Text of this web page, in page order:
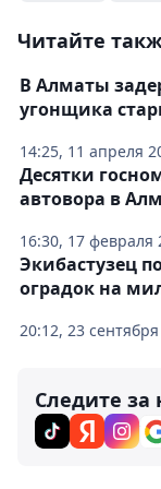
Читайте
14:25, 11 апреля
В Алматы
угонщика
16:30, 17 февраля
Десятки
автовора в
20:12, 23 сентября
Экибастузец
оградок на
Следите за